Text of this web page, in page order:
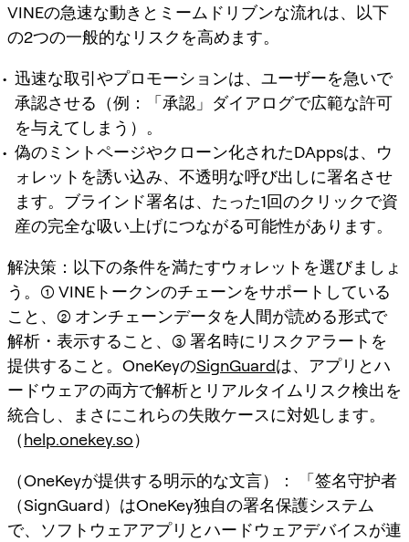
VINEの急速な動きとミームドリブンな流れは、以下
の2つの一般的なリスクを高めます。
迅速な取引やプロモーションは、ユーザーを急いで
承認させる（例：「承認」ダイアログで広範な許可
を与えてしまう）。
偽のミントページやクローン化されたDAppsは、ウ
ォレットを誘い込み、不透明な呼び出しに署名させ
ます。ブラインド署名は、たった1回のクリックで資
産の完全な吸い上げにつながる可能性があります。
解決策：以下の条件を満たすウォレットを選びましょ
う。(1) VINEトークンのチェーンをサポートしている
こと、(2) オンチェーンデータを人間が読める形式で
解析・表示すること、(3) 署名時にリスクアラートを
提供すること。OneKeyのSignGuardは、アプリとハ
ードウェアの両方で解析とリアルタイムリスク検出を
統合し、まさにこれらの失敗ケースに対処します。
（help.onekey.so）
（OneKeyが提供する明示的な文言）： 「签名守护者
（SignGuard）はOneKey独自の署名保護システム
で、ソフトウェアアプリとハードウェアデバイスが連